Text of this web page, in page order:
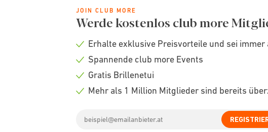
JOIN CLUB MORE
Werde kostenlos club more
Check
Erhalte exklusive Preisvorteile und sei
Check
Spannende club more Events
Check
Gratis Brillenetui
Mehr als 1 Million Mitglieder sind bereits
address